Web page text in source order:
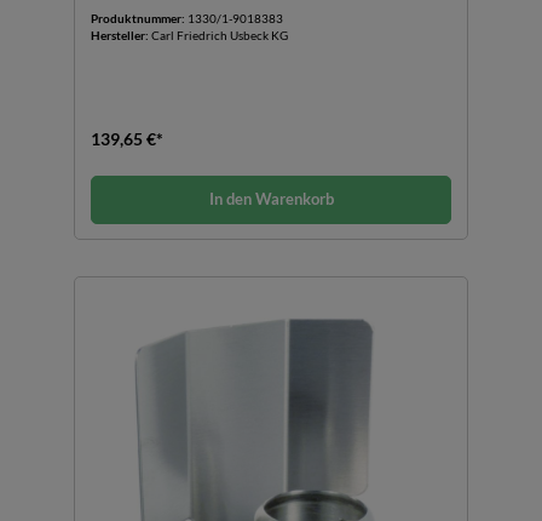
Produktnummer: 1330/1-9018383
Hersteller: Carl Friedrich Usbeck KG
139,65 €*
In den Warenkorb